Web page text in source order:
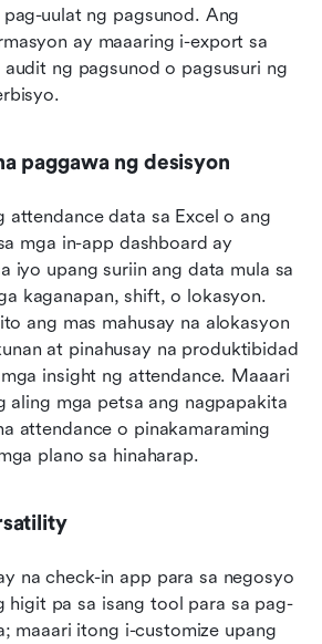
uulat ng pagsunod. Ang
ay maaaring i-export sa
audit ng pagsunod o pagsusuri ng
paggawa ng desisyon
attendance data sa Excel o ang
mga in-app dashboard ay
iyo upang suriin ang data mula sa
kaganapan, shift, o lokasyon.
ang mas mahusay na alokasyon
at pinahusay na produktibidad
insight ng attendance. Maaari
aling mga petsa ang nagpapakita
attendance o pinakamaraming
plano sa hinaharap.
na check-in app para sa negosyo
higit pa sa isang tool para sa pag-
maaari itong i-customize upang